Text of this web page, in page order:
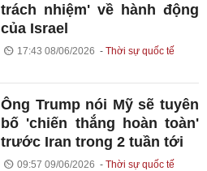
trách nhiệm' về hành động
của Israel
17:43 08/06/2026 Thời sự quốc tế
Ông Trump nói Mỹ sẽ tuyên
bố 'chiến thắng hoàn toàn'
trước Iran trong 2 tuần tới
09:57 09/06/2026 Thời sự quốc tế